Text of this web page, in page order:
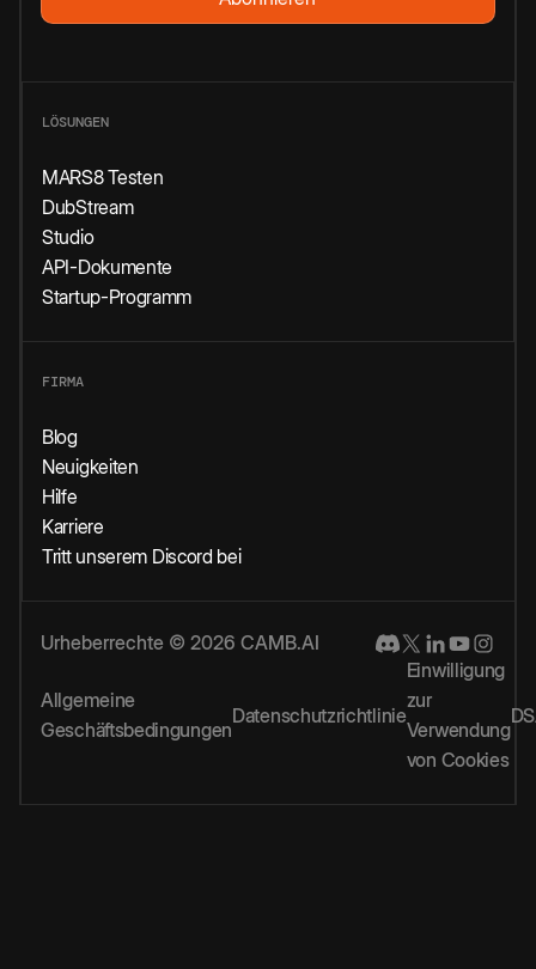
LÖSUNGEN
MARS8 Testen
DubStream
Studio
API-Dokumente
Startup-Programm
FIRMA
Blog
Neuigkeiten
Hilfe
Karriere
Tritt unserem Discord bei
Urheberrechte © 2026 CAMB.AI
Allgemeine
Geschäftsbedingungen
Datenschutzrichtlinie
Einwilligung
zur
Verwendung
von Cookies